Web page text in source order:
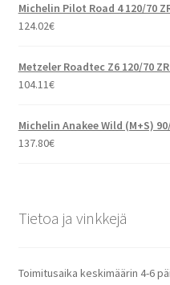
Michelin Pilot Road 4 120/70
124.02€
Metzeler Roadtec Z6 120/70
104.11€
Michelin Anakee Wild (M+S)
137.80€
Tietoa ja vinkkejä
Toimitusaika keskimäärin 4-6